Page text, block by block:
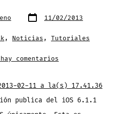
Fecha
de 11/02/2013
, Noticias , Tutoriales
hay comentarios
Liberan
para
solucionar
con
3G.
¿Que
publica del iOS 6.1.1